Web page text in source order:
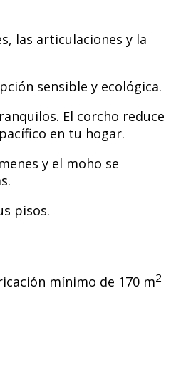
las articulaciones y la
sensible y ecológica.
El corcho reduce
en tu hogar.
y el moho se
pisos.
mínimo de 170 m2